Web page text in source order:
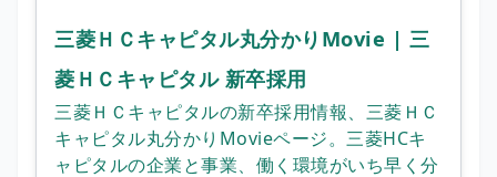
三菱ＨＣキャピタル丸分かりMovie | 三
菱ＨＣキャピタル 新卒採用
三菱ＨＣキャピタルの新卒採用情報、三菱ＨＣ
キャピタル丸分かりMovieページ。三菱HCキ
ャピタルの企業と事業、働く環境がいち早く分